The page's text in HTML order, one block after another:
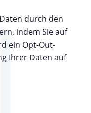
durch den
indem Sie auf
ein Opt-Out-
Ihrer Daten auf